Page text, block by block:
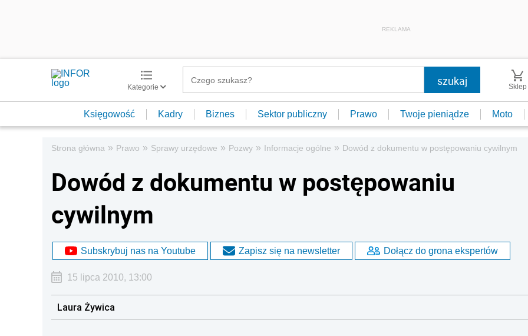
REKLAMA
Kategorie Sklep
Księgowość Kadry Biznes Sektor publiczny Prawo Twoje pieniądze Moto
Strona główna » Prawo » Sprawy urzędowe » Pozwy » Informacje ogólne » Dowód z dokumentu w postępowaniu cywilnym
Dowód z dokumentu w postępowaniu
cywilnym
Subskrybuj nas na Youtube Zapisz się na newsletter Dołącz do grona ekspertów
15 lipca 2010, 13:00
Laura Żywica